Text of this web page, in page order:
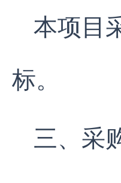
本项目
标。
三、采